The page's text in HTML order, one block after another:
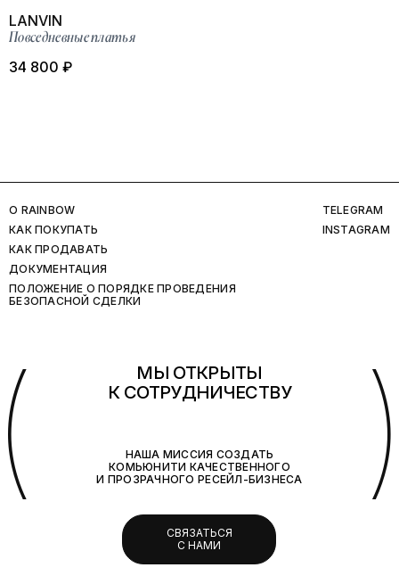
LANVIN
Повседневные платья
34 800 ₽
O RAINBOW
КАК ПОКУПАТЬ
КАК ПРОДАВАТЬ
ДОКУМЕНТАЦИЯ
ПОЛОЖЕНИЕ О ПОРЯДКЕ ПРОВЕДЕНИЯ
БЕЗОПАСНОЙ СДЕЛКИ
TELEGRAM
INSTAGRAM
МЫ ОТКРЫТЫ
К СОТРУДНИЧЕСТВУ
НАША МИССИЯ СОЗДАТЬ
КОМЬЮНИТИ КАЧЕСТВЕННОГО
И ПРОЗРАЧНОГО РЕСЕЙЛ-БИЗНЕСА
СВЯЗАТЬСЯ
С НАМИ